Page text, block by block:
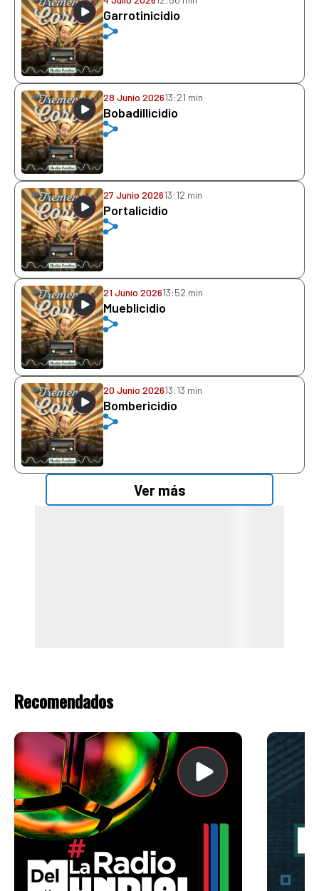
Garrotinicidio
28 Junio 202613:21 min
Bobadillicidio
27 Junio 202613:12 min
Portalicidio
21 Junio 202613:52 min
Mueblicidio
20 Junio 202613:13 min
Bombericidio
Ver más
Recomendados